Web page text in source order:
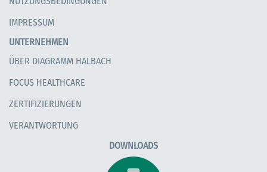
IMPRESSUM
UNTERNEHMEN
ÜBER DIAGRAMM HALBACH
FOCUS HEALTHCARE
ZERTIFIZIERUNGEN
VERANTWORTUNG
DOWNLOADS